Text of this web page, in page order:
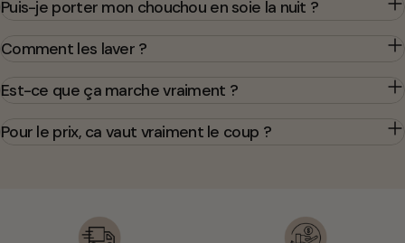
Puis-je porter mon chouchou en soie la nuit ?
Comment les laver ?
Est-ce que ça marche vraiment ?
Pour le prix, ca vaut vraiment le coup ?